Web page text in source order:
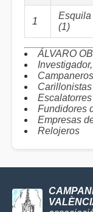
1
Esquila
(1)
ÁLVARO
Campaneros
Carillonistas
Escalatorres
Fundidores
Empresas
Relojeros